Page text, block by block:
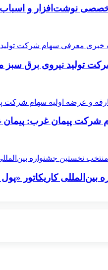
نوشت‌افزار و
نیروی برق سبز
از ۲۴ سال سابقه فعالیت در صنعت برق
بین‌المللی کاریکاتور